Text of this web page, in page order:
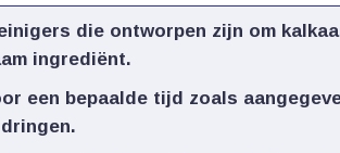
die ontworpen zijn om
ingrediënt.​
een bepaalde tijd zoals